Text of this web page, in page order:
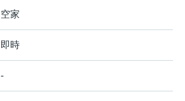
空家
即時
-